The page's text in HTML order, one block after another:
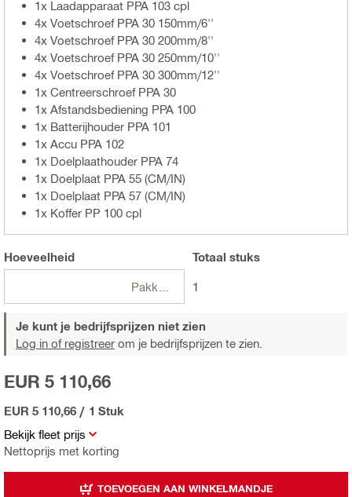
1x Laadapparaat PPA 103 cpl
4x Voetschroef PPA 30 150mm/6''
4x Voetschroef PPA 30 200mm/8''
4x Voetschroef PPA 30 250mm/10''
4x Voetschroef PPA 30 300mm/12''
1x Centreerschroef PPA 30
1x Afstandsbediening PPA 100
1x Batterijhouder PPA 101
1x Accu PPA 102
1x Doelplaathouder PPA 74
1x Doelplaat PPA 55 (CM/IN)
1x Doelplaat PPA 57 (CM/IN)
1x Koffer PP 100 cpl
Hoeveelheid
Pakketten
Totaal stuks
1
Je kunt je bedrijfsprijzen niet zien
Log in of registreer om je bedrijfsprijzen te zien.
Bekijk fleet prijs
Nettoprijs met korting
EUR 5 110,66
EUR 5 110,66 / 1 Stuk
TOEVOEGEN AAN WINKELMANDJE